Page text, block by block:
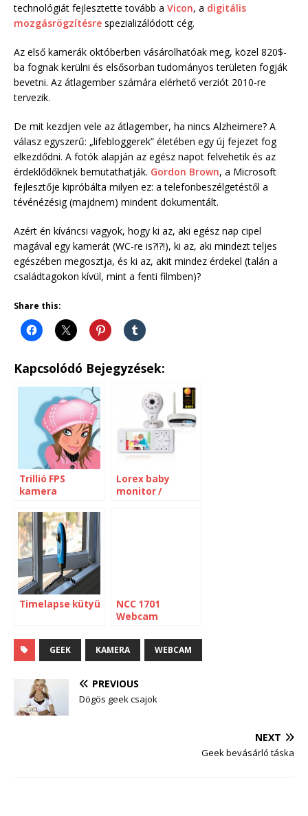
technológiát fejlesztette tovább a Vicon, a digitális
mozgásrögzítésre spezializálódott cég.
Az első kamerák októberben vásárolhatóak meg, közel 820$-
ba fognak kerülni és elsősorban tudományos területen fogják
bevetni. Az átlagember számára elérhető verziót 2010-re
tervezik.
De mit kezdjen vele az átlagember, ha nincs Alzheimere? A
válasz egyszerű: „lifebloggerek” életében egy új fejezet fog
elkezdődni. A fotók alapján az egész napot felvehetik és az
érdeklődőknek bemutathatják. Gordon Brown, a Microsoft
fejlesztője kipróbálta milyen ez: a telefonbeszélgetéstől a
tévénézésig (majdnem) mindent dokumentált.
Azért én kíváncsi vagyok, hogy ki az, aki egész nap cipel
magával egy kamerát (WC-re is?!?!), ki az, aki mindezt teljes
egészében megosztja, és ki az, akit mindez érdekel (talán a
családtagokon kívül, mint a fenti filmben)?
Share this:
Kapcsolódó Bejegyzések:
Trillió FPS
kamera
Lorex baby
monitor /
Timelapse kütyü
NCC 1701
Webcam
GEEK KAMERA WEBCAM
PREVIOUS
Dögös geek csajok
NEXT
Geek bevásárló táska